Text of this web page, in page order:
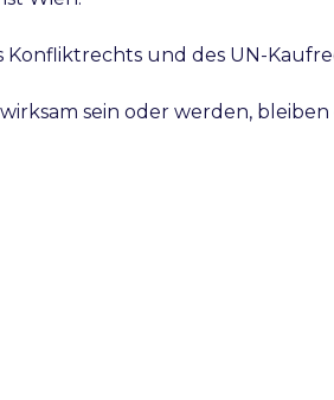
Konfliktrechts und des UN-
sein oder werden,